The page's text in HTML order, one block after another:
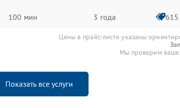
100 мин 3 года 615
Цены в прайс-листе указаны
Мы проверим ваше
Показать все услуги